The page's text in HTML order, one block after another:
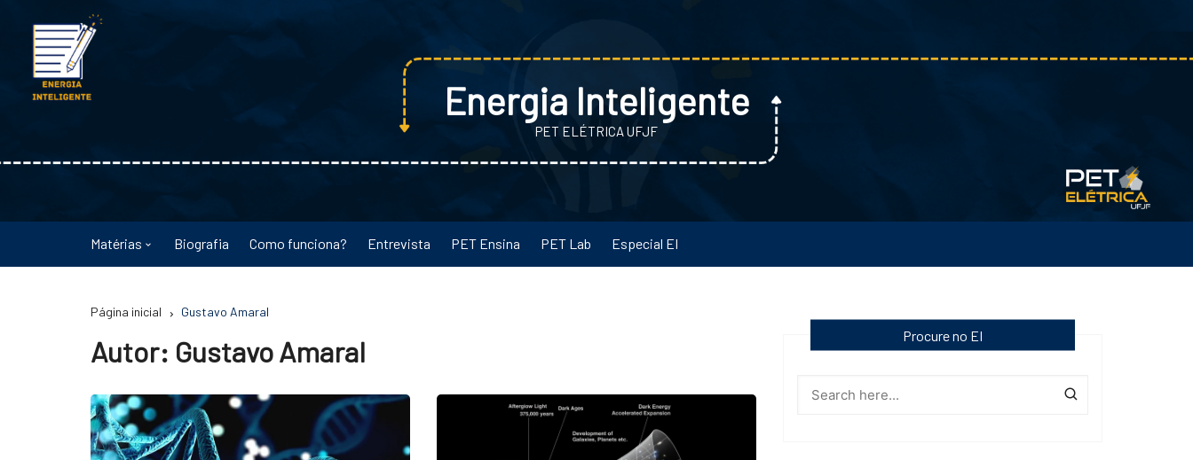
conteúdo
Energia Inteligente
PET ELÉTRICA UFJF
Matérias
Energia
Física
Meio Ambiente
Biografia Como funciona? Entrevista PET Ensina PET Lab Especial EI
Página inicial Gustavo Amaral
Autor: Gustavo Amaral Procure no EI